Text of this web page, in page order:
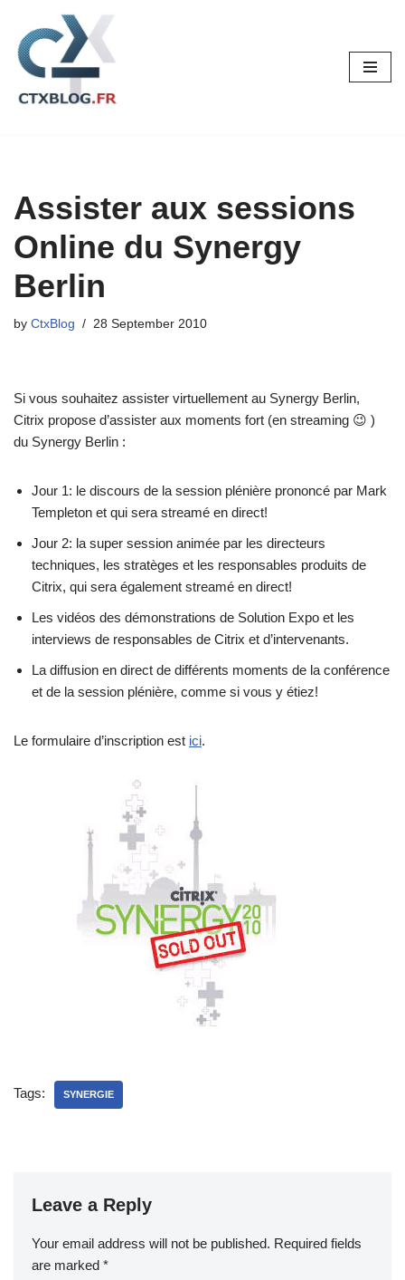
Skip
to
content
Assister aux sessions
Online du Synergy
Berlin
by CtxBlog 28 September 2010
Si vous souhaitez assister virtuellement au Synergy Berlin,
Citrix propose d’assister aux moments fort (en streaming 😉 )
du Synergy Berlin :
Jour 1: le discours de la session plénière prononcé par Mark
Templeton et qui sera streamé en direct!
Jour 2: la super session animée par les directeurs
techniques, les stratèges et les responsables produits de
Citrix, qui sera également streamé en direct!
Les vidéos des démonstrations de Solution Expo et les
interviews de responsables de Citrix et d’intervenants.
La diffusion en direct de différents moments de la conférence
et de la session plénière, comme si vous y étiez!
Le formulaire d’inscription est ici.
Tags: SYNERGIE
Leave a Reply
Your email address will not be published. Required fields
are marked *